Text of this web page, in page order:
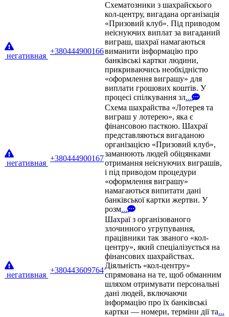
негативная
+380444900166
Схематозники з шахрайскього
кол-центру, вигадана організація
«Призовий клуб». Під приводом
неіснуючих виплат за вигаданий
виграш, шахраї намагаються
виманити інформацію про
банківські картки людини,
прикриваючись необхідністю
«оформлення виграшу» для
виплати грошових коштів. У
процесі спілкування зл...
негативная
+380444900167
Схема шахрайства «Лотерея та
виграш у лотерею», яка є
фінансовою пасткою. Шахраї
представляються вигаданою
організацією «Призовий клуб»,
заманюють людей обіцянками
отримання неіснуючих виграшів,
і під приводом процедури
«оформлення виграшу»
намагаються випитати дані
банківської картки жертви. У
розм...
негативная
+380443609764
Шахраї з організованого
злочинного угрупування,
працівники так званого «кол-
центру», який спеціалізується на
фінансових шахрайствах.
Діяльність «кол-центру»
спрямована на те, щоб обманним
шляхом отримувати персональні
дані людей, включаючи
інформацію про їх банківські
картки — номери, терміни дії та...